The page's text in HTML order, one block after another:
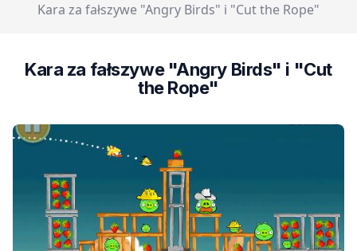
Kara za fałszywe "Angry Birds" i "Cut the Rope"
Kara za fałszywe "Angry Birds" i "Cut
the Rope"